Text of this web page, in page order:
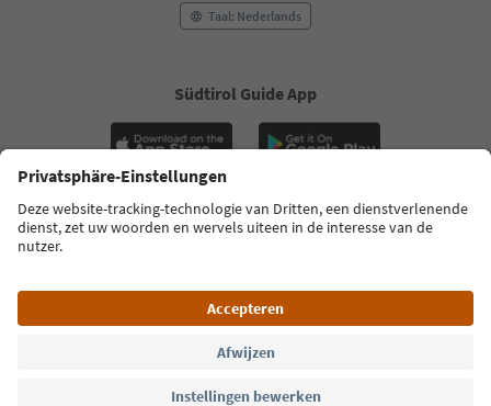
Taal: Nederlands
Südtirol Guide App
FAQ Contactgegevens Pers MICE
Privacybeleid
Toegankelijkheid
© 2026 IDM Südtirol